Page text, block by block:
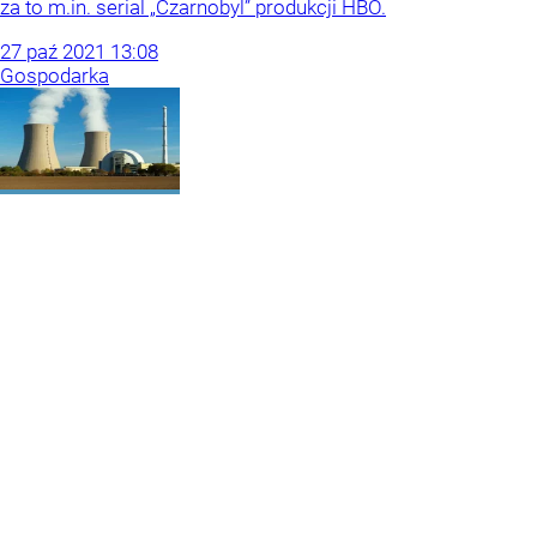
za to m.in. serial „Czarnobyl” produkcji HBO.
27 paź 2021 13:08
Gospodarka